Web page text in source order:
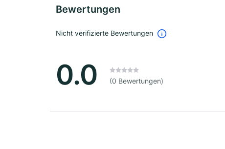
Bewertungen
Nicht verifizierte Bewertungen
0.0 (0 Bewertungen)